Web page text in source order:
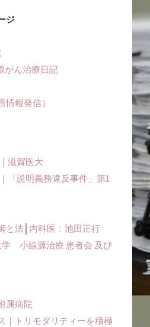
ジ
がん治療日記
報発信）
滋賀医大
「説明義務違反事件」第1
と法 内科医：池田正行
学 小線源治療 患者会 及び
属病院
｜トリモダリティーを積極